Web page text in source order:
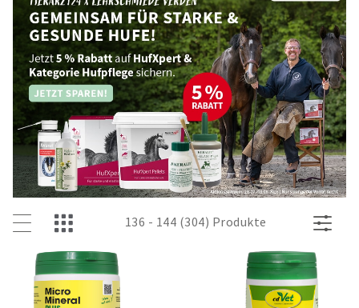
136 - 144 (304) Produkte